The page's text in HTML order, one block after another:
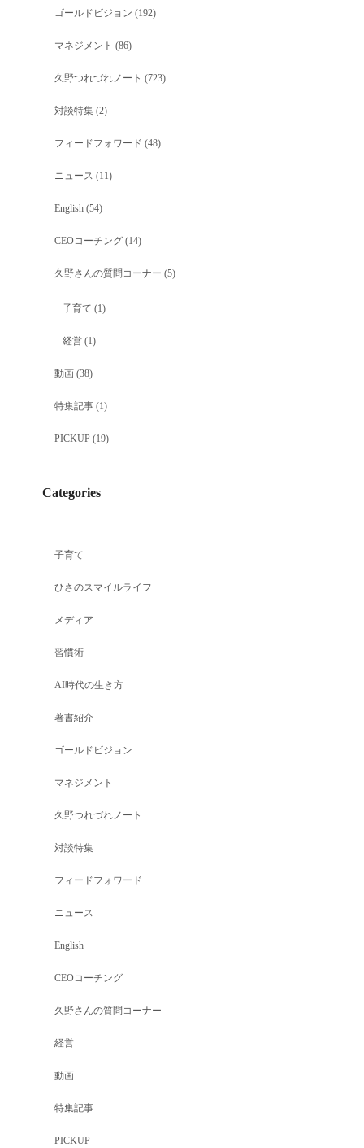
ゴールドビジョン (192)
マネジメント (86)
久野つれづれノート (723)
対談特集(2)
フィードフォワード (48)
ニュース (11)
English(54)
CEOコーチング(14)
久野さんの質問コーナー (5)
子育て (1)
経営(1)
動画(38)
特集記事(1)
PICKUP(19)
Categories
子育て
ひさのスマイルライフ
メディア
習慣術
AI時代の生き方
著書紹介
ゴールドビジョン
マネジメント
久野つれづれノート
対談特集
フィードフォワード
ニュース
English
CEOコーチング
久野さんの質問コーナー
経営
動画
特集記事
PICKUP